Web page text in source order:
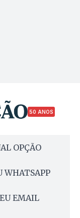
50 ANOS
OPÇÃO
WHATSAPP
EMAIL